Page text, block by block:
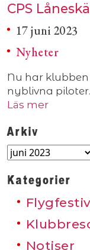
CPS
17 juni 2023
Nyheter
Nu har
nyblivna piloter.
Läs mer
Arkiv
Arkiv
Kategorier
Notiser